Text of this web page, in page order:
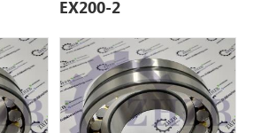
EX200-2